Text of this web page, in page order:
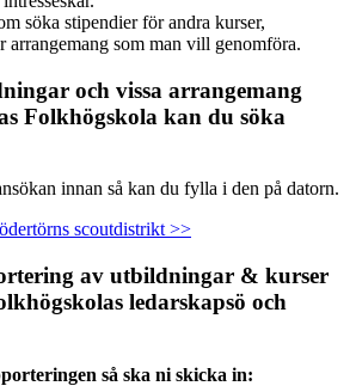
söka stipendier för andra kurser,
arrangemang som man vill genomföra.
och vissa arrangemang
Folkhögskola kan du söka
innan så kan du fylla i den på datorn.
scoutdistrikt >>
av utbildningar & kurser
ledarskapsö och
så ska ni skicka in: